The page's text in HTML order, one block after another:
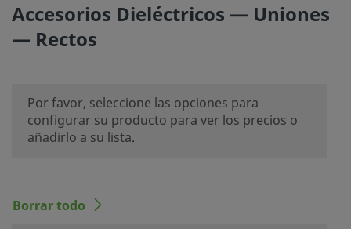
Accesorios Dieléctricos — Uniones
— Rectos
Por favor, seleccione las opciones para
configurar su producto para ver los precios o
añadirlo a su lista.
Borrar todo